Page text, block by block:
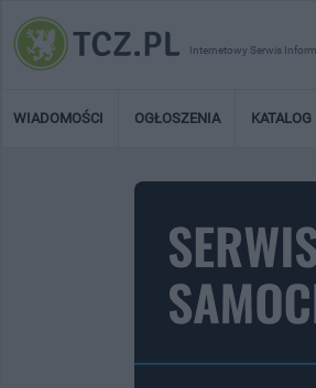
Internetowy Serwis
WIADOMOŚCI OGŁOSZENIA KATALOG